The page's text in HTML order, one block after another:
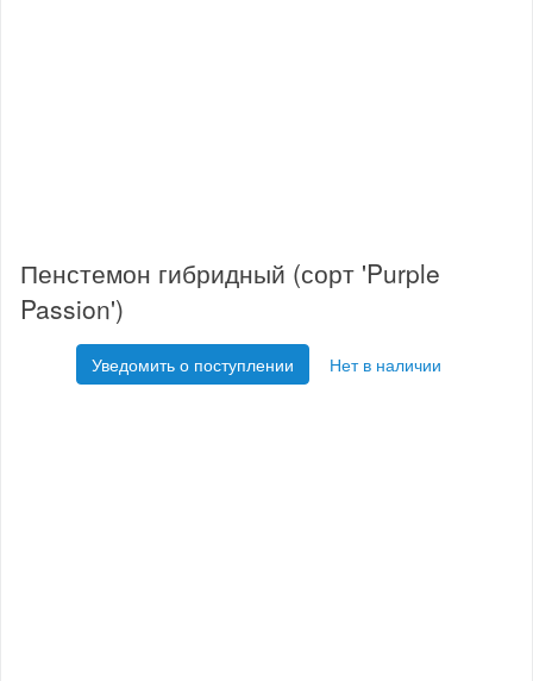
Пенстемон гибридный (сорт 'Purple
Passion')
Уведомить о поступлении Нет в наличии